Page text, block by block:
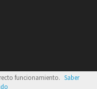
funcionamiento. Saber